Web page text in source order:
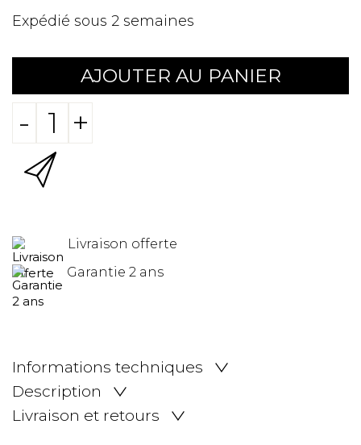
Expédié sous 2 semaines
AJOUTER AU PANIER
- +
Livraison offerte
Garantie 2 ans
Informations techniques
Description
Livraison et retours